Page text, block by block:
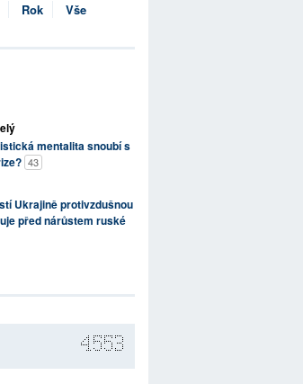
Rok Vše
mentalita snoubí s
43
Ukrajině protivzdušnou
před nárůstem ruské
4553